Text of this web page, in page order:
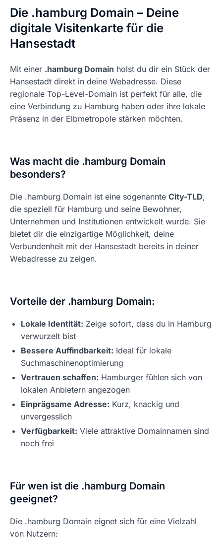
Die .hamburg Domain – Deine
digitale Visitenkarte für die
Hansestadt
Mit einer .hamburg Domain holst du dir ein Stück der
Hansestadt direkt in deine Webadresse. Diese
regionale Top-Level-Domain ist perfekt für alle, die
eine Verbindung zu Hamburg haben oder ihre lokale
Präsenz in der Elbmetropole stärken möchten.
Was macht die .hamburg Domain
besonders?
Die .hamburg Domain ist eine sogenannte City-TLD,
die speziell für Hamburg und seine Bewohner,
Unternehmen und Institutionen entwickelt wurde. Sie
bietet dir die einzigartige Möglichkeit, deine
Verbundenheit mit der Hansestadt bereits in deiner
Webadresse zu zeigen.
Vorteile der .hamburg Domain:
Lokale Identität: Zeige sofort, dass du in Hamburg
verwurzelt bist
Bessere Auffindbarkeit: Ideal für lokale
Suchmaschinenoptimierung
Vertrauen schaffen: Hamburger fühlen sich von
lokalen Anbietern angezogen
Einprägsame Adresse: Kurz, knackig und
unvergesslich
Verfügbarkeit: Viele attraktive Domainnamen sind
noch frei
Für wen ist die .hamburg Domain
geeignet?
Die .hamburg Domain eignet sich für eine Vielzahl
von Nutzern: